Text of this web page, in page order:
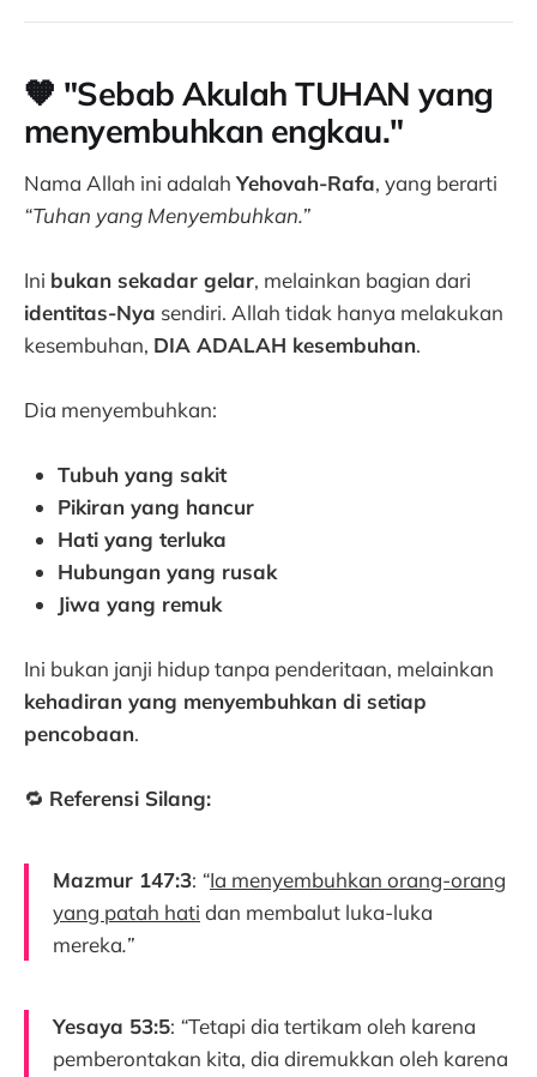
🧡 "Sebab Akulah TUHAN yang
menyembuhkan engkau."
Nama Allah ini adalahYehovah-Rafa, yang berarti
“Tuhan yang Menyembuhkan.”
Ini bukan sekadar gelar, melainkan bagian dari
identitas-Nya sendiri. Allah tidak hanya melakukan
kesembuhan, DIA ADALAH kesembuhan.
Dia menyembuhkan:
Tubuh yang sakit
Pikiran yang hancur
Hati yang terluka
Hubungan yang rusak
Jiwa yang remuk
Ini bukan janji hidup tanpa penderitaan, melainkan
kehadiran yang menyembuhkan di setiap
pencobaan.
🔁 Referensi Silang:
Mazmur 147:3: “Ia menyembuhkan orang-orang
yang patah hati dan membalut luka-luka
mereka.”
Yesaya 53:5: “Tetapi dia tertikam oleh karena
pemberontakan kita, dia diremukkan oleh karena